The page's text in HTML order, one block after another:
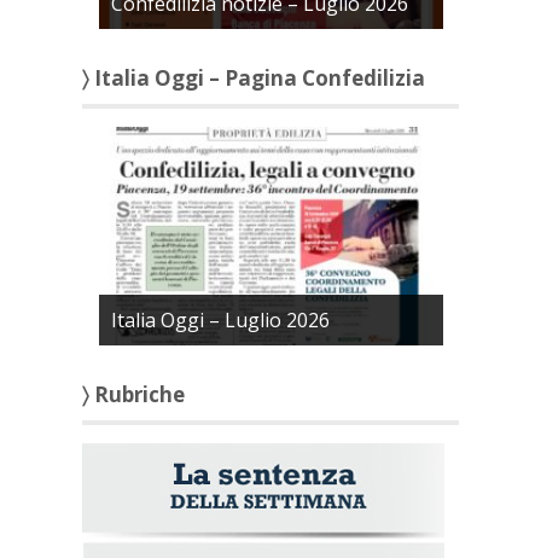
〉 Italia Oggi – Pagina Confedilizia
Italia Oggi – Luglio 2026
〉 Rubriche